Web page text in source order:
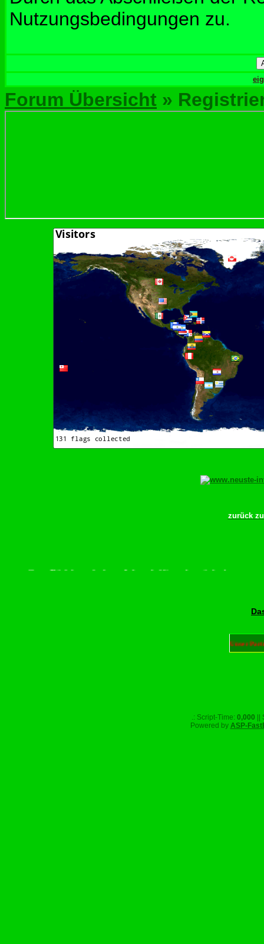
Nutzungsbedingungen zu.
Forum Übersicht »
zurück
drehen–Wurschdfingr bewächn!
Unser
.: Script-Time: 0,000
Powered by ASP-